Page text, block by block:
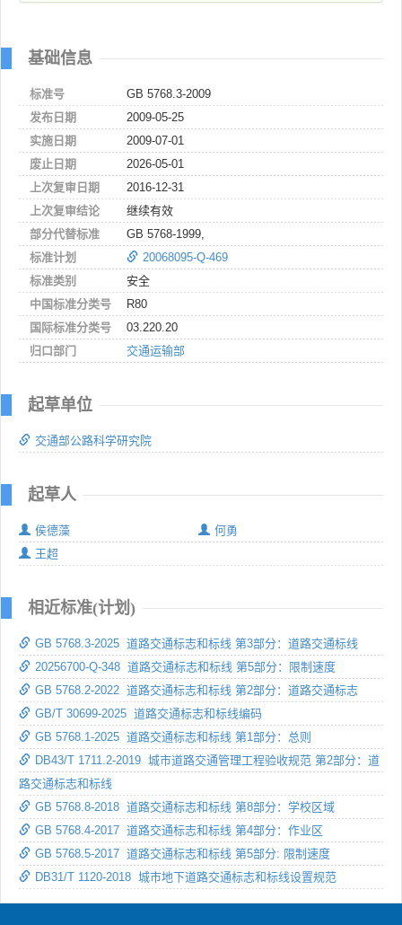
基础信息
标准号
GB 5768.3-2009
发布日期
2009-05-25
实施日期
2009-07-01
废止日期
2026-05-01
上次复审日期
2016-12-31
上次复审结论
继续有效
部分代替标准
GB 5768-1999,
标准计划
20068095-Q-469
标准类别
安全
中国标准分类号
R80
国际标准分类号
03.220.20
归口部门
交通运输部
起草单位
交通部公路科学研究院
起草人
侯德藻
何勇
王超
相近标准(计划)
GB 5768.3-2025 道路交通标志和标线 第3部分：道路交通标线
20256700-Q-348 道路交通标志和标线 第5部分：限制速度
GB 5768.2-2022 道路交通标志和标线 第2部分：道路交通标志
GB/T 30699-2025 道路交通标志和标线编码
GB 5768.1-2025 道路交通标志和标线 第1部分：总则
DB43/T 1711.2-2019 城市道路交通管理工程验收规范 第2部分：道
路交通标志和标线
GB 5768.8-2018 道路交通标志和标线 第8部分：学校区域
GB 5768.4-2017 道路交通标志和标线 第4部分：作业区
GB 5768.5-2017 道路交通标志和标线 第5部分: 限制速度
DB31/T 1120-2018 城市地下道路交通标志和标线设置规范